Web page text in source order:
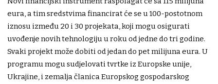
eura, a tim sredstvima financirat će se u 100-postotnom
iznosu između 20 i 30 projekata, koji mogu osigurati
uvođenje novih tehnologiju u roku od jedne do tri godine.
Svaki projekt može dobiti od jedan do pet milijuna eura. U
programu mogu sudjelovati tvrtke iz Europske unije,
Ukrajine, i zemalja članica Europskog gospodarskog